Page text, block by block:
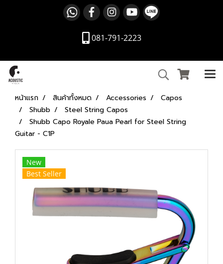
081-791-2223
หน้าแรก สินค้าทั้งหมด Accessories
Capos
Shubb
Steel String Capos
Shubb Capo Royale Paua Pearl for Steel String
Guitar - C1P
New
Best Seller